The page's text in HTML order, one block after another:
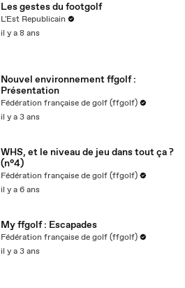
Les gestes du footgolf
L'Est Republicain
il y a 8 ans
Nouvel environnement ffgolf :
Présentation
Fédération française de golf (ffgolf)
il y a 3 ans
WHS, et le niveau de jeu dans tout ça ?
(n°4)
Fédération française de golf (ffgolf)
il y a 6 ans
My ffgolf : Escapades
Fédération française de golf (ffgolf)
il y a 3 ans